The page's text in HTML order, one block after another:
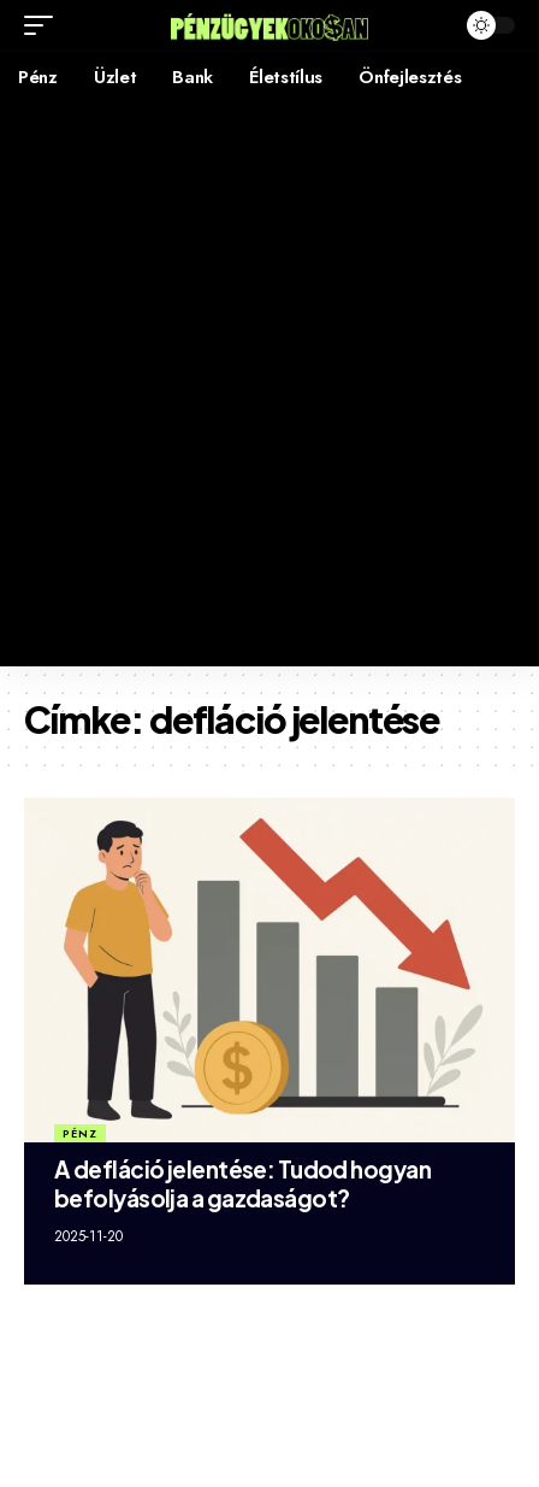
Pénz Üzlet Bank Életstílus Önfejlesztés
Címke: defláció jelentése
PÉNZ
A defláció jelentése: Tudod hogyan
befolyásolja a gazdaságot?
2025-11-20